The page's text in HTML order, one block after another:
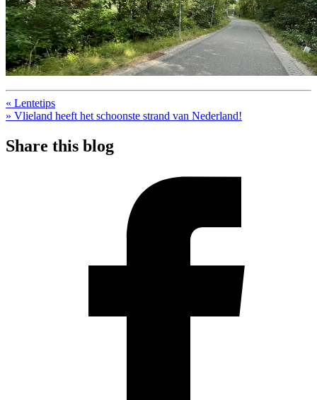
« Lentetips
» Vlieland heeft het schoonste strand van Nederland!
Share this blog